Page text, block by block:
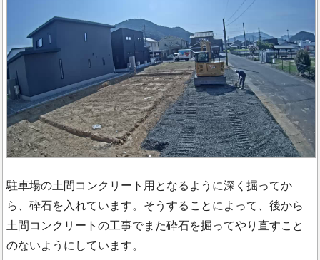
駐車場の土間コンクリート用となるように深く掘ってか
ら、砕石を入れています。そうすることによって、後から
土間コンクリートの工事でまた砕石を掘ってやり直すこと
のないようにしています。